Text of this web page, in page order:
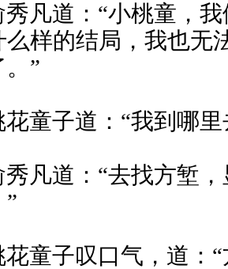
凡道：“小桃童，
么样的结局，我也无
。”
童子道：“我到哪里
凡道：“去找方堑
童子叹口气，道：